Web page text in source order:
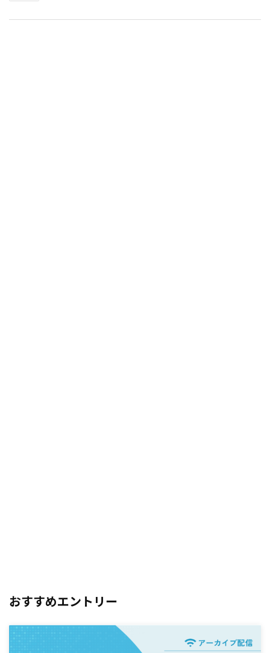
おすすめエントリー